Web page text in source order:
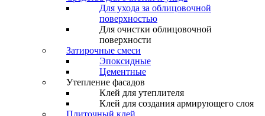
Для ухода за облицовочной
поверхностью
Для очистки облицовочной
поверхности
Затирочные смеси
Эпоксидные
Цементные
Утепление фасадов
Клей для утеплителя
Клей для создания армирующего слоя
Плиточный клей